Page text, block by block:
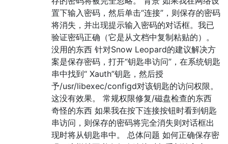
置下输入密码，然后单击“连接”，则保存的密码
将消失，并出现提示输入密码的对话框。我已
验证密码正确（它是从文档中复制粘贴的）。
没用的东西 针对Snow Leopard的建议解决方
案是保存密码，打开“钥匙串访问”，在系统钥匙
串中找到“ Xauth”钥匙，然后授
予/usr/libexec/configd对该钥匙的访问权限。
这没有效果。 常规权限修复/磁盘检查的东西
奇怪的东西 如果我在按下连接按钮时看到钥匙
串访问，则保存的密码将完全消失则对话框出
现时将从钥匙串中。 总体问题 如何正确保存密